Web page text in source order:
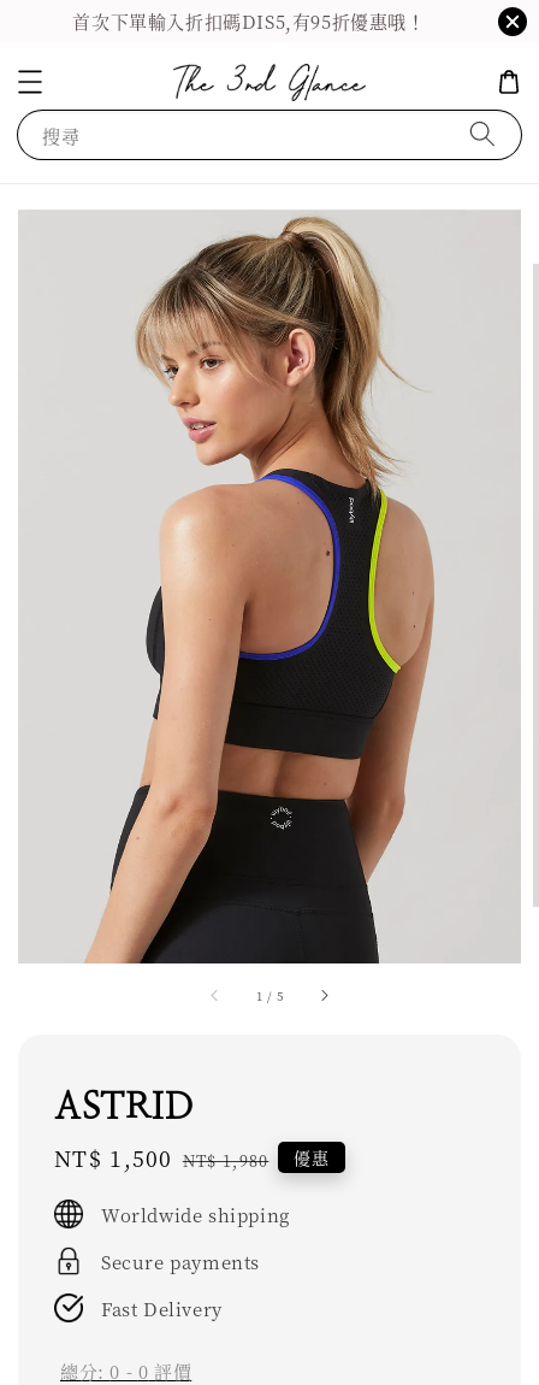
首次下單輸入折扣碼DIS5,有95折優惠哦！
搜尋
1 / 5
ASTRID
Sale
NT$ 1,500 Regular
NT$ 1,980 優惠
Worldwide shipping
Secure payments
Fast Delivery
總分:0 - 0 評價